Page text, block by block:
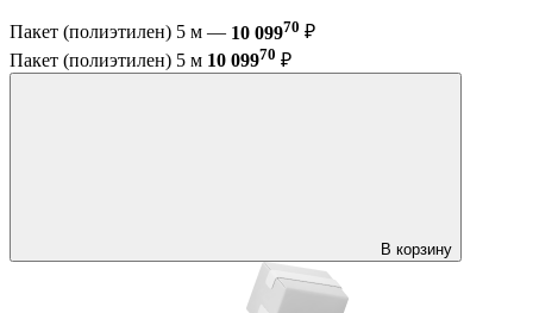
Пакет (полиэтилен) 5 м — 10 09970 ₽
Пакет (полиэтилен) 5 м 10 09970 ₽
В корзину